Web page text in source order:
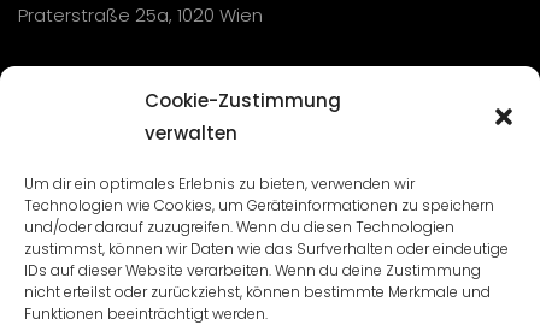
Cookie-Zustimmung
verwalten
Um dir ein optimales Erlebnis zu bieten, verwenden wir
Technologien wie Cookies, um Geräteinformationen zu speichern
und/oder darauf zuzugreifen. Wenn du diesen Technologien
zustimmst, können wir Daten wie das Surfverhalten oder eindeutige
IDs auf dieser Website verarbeiten. Wenn du deine Zustimmung
nicht erteilst oder zurückziehst, können bestimmte Merkmale und
Funktionen beeinträchtigt werden.
Praterstraße 25a, 1020 Wien
Seminare und Veranstaltungen
Lehrgänge
WBA: Direktion und Team
Impressum/Datenschutz